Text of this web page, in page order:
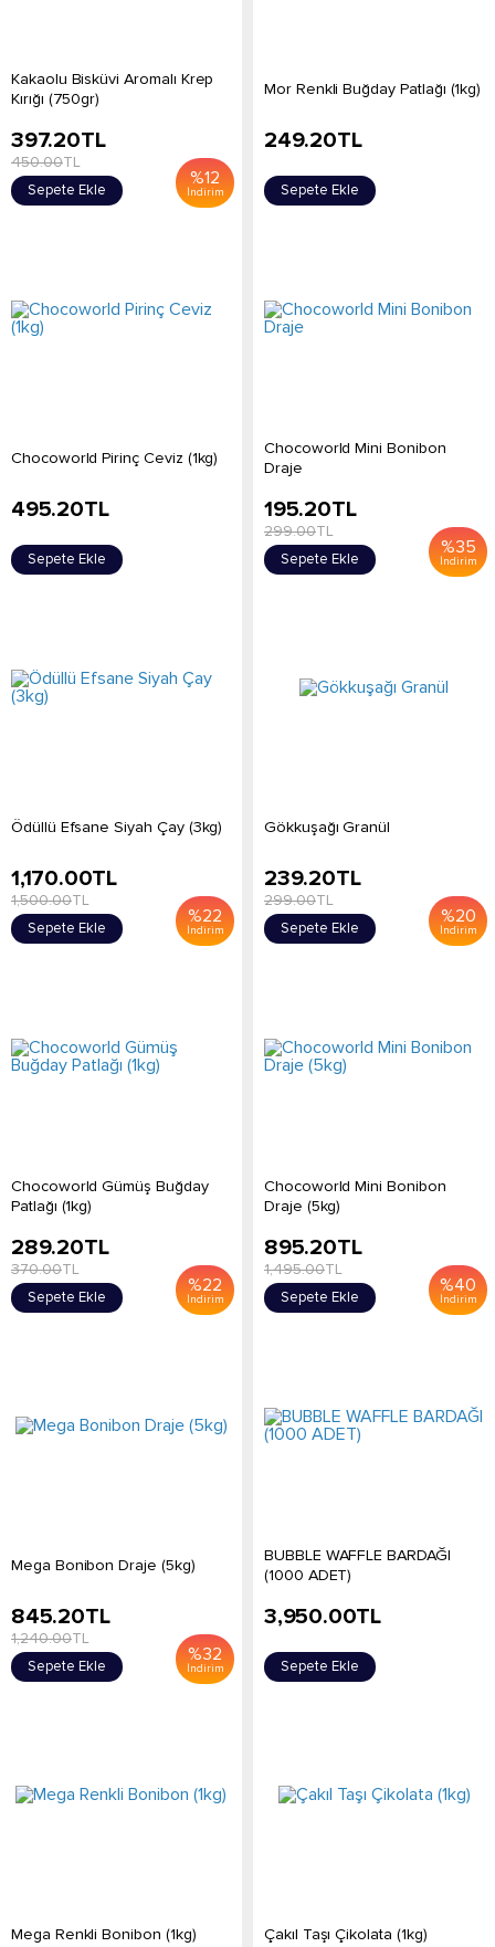
Kakaolu Bisküvi Aromalı Krep
Kırığı (750gr)
%12
İndirim
397.20TL
450.00TL
Sepete Ekle
Mor Renkli Buğday Patlağı (1kg)
249.20TL
Sepete Ekle
Chocoworld Pirinç Ceviz (1kg)
495.20TL
Sepete Ekle
Chocoworld Mini Bonibon
Draje
%35
İndirim
195.20TL
299.00TL
Sepete Ekle
Ödüllü Efsane Siyah Çay (3kg)
%22
İndirim
1,170.00TL
1,500.00TL
Sepete Ekle
Gökkuşağı Granül
%20
İndirim
239.20TL
299.00TL
Sepete Ekle
Chocoworld Gümüş Buğday
Patlağı (1kg)
%22
İndirim
289.20TL
370.00TL
Sepete Ekle
Chocoworld Mini Bonibon
Draje (5kg)
%40
İndirim
895.20TL
1,495.00TL
Sepete Ekle
Mega Bonibon Draje (5kg)
%32
İndirim
845.20TL
1,240.00TL
Sepete Ekle
BUBBLE WAFFLE BARDAĞI
(1000 ADET)
3,950.00TL
Sepete Ekle
Mega Renkli Bonibon (1kg) Çakıl Taşı Çikolata (1kg)